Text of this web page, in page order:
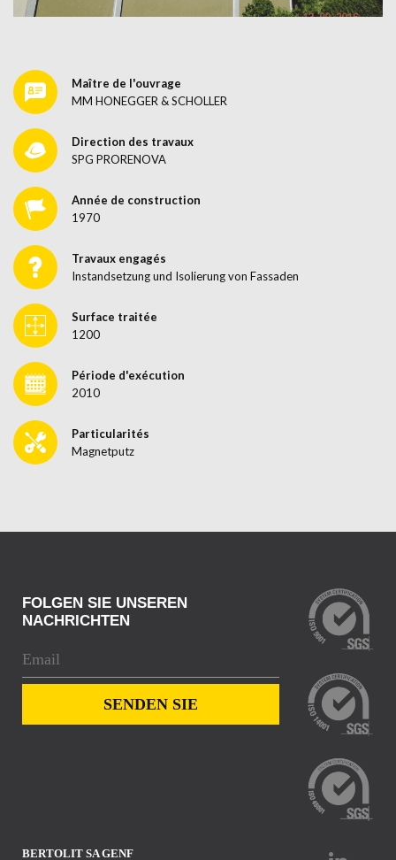
Maître de l'ouvrage
MM HONEGGER & SCHOLLER
Direction des travaux
SPG PRORENOVA
Année de construction
1970
Travaux engagés
Instandsetzung und Isolierung von Fassaden
Surface traitée
1200
Période d'exécution
2010
Particularités
Magnetputz
BERTOLIT SA GENF
FOLGEN SIE UNSEREN
NACHRICHTEN